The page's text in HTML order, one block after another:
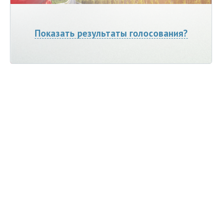
Показать результаты голосования?